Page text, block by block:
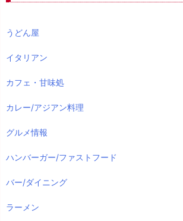
うどん屋
イタリアン
カフェ・甘味処
カレー/アジアン料理
グルメ情報
ハンバーガー/ファストフード
バー/ダイニング
ラーメン